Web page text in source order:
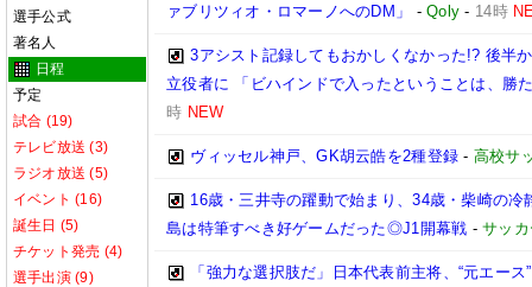
選手公式
著名人
日程
予定
試合 (19)
テレビ放送 (3)
ラジオ放送 (5)
イベント (16)
誕生日 (5)
チケット発売 (4)
選手出演 (9)
ァブリツィオ・ロマーノへのDM」
-Qoly - 14時
3アシスト記録してもおかしくなかった!? 後半
立役者に 「ビハインドで入ったということは、勝
時 NEW
ヴィッセル神戸、GK胡云皓を2種登録- 高校サ
16歳・三井寺の躍動で始まり、34歳・柴崎の
島は特筆すべき好ゲームだった◎J1開幕戦 -サッ
「強力な選択肢だ」日本代表前主将、“元エー